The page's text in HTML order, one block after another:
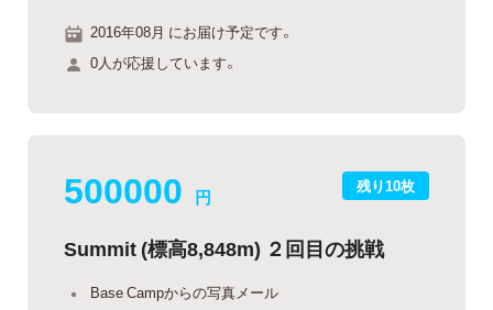
2016年08月 にお届け予定です。
0人が応援しています。
残り10枚
500000 円
Summit (標高8,848m) ２回目の挑戦
Base Campからの写真メール